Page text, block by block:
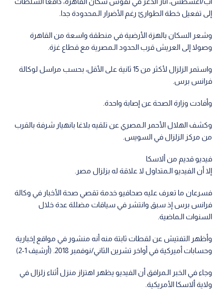
إلى تفعيل خطة الطوارئ رغم الأضرار الـمحدودة جدا.
وشعر السكان بالهزة الأرضية في منطقة واسعة من القاهرة
وصولا إلى العريش قرب الحدود الـمصرية مع قطاع غزة.
واستمر الزلزال لأكثر من 15 ثانية على الأقل، بحسب مراسل لوكالة
فرانس برس.
وأفادت وزارة الصحة عن إصابة واحدة.
وكشف الهلال الأحمر الـمصري عن تلقيه بلاغا بانهيار شرفة بالقرب
من مركز الزلزال في السويس.
فيديو قديم من ألاسكا
إلا أن الفيديو الـمتداول لا علاقة له بزلزال مصر.
فسرعان ما تعرف عليه صحافيو خدمة تقصي صحة الأخبار في وكالة
فرانس برس إذ سبق وانتشر في سياقات مضللة عدة خلال
السنوات الـماضية.
وأظهر التفتيش عن لقطات ثابتة منه أنه منشور في مواقع إخبارية
وحسابات أميركية في أواخر تشرين الثاني/نوفمبر 2018. (أرشيف 1-2)
وجاء في الخبر الـمرافق أن الفيديو يظهر اهتزاز منزل أثناء زلزال في
ولاية ألاسكا الأمريكية.